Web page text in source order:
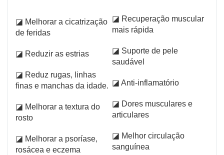
◪ Melhorar a cicatrização
de feridas
◪ Reduzir as estrias
◪ Reduz rugas, linhas
finas e manchas da idade.
◪ Melhorar a textura do
rosto
◪ Melhorar a psoríase,
rosácea e eczema
◪ Recuperação muscular
mais rápida
◪ Suporte de pele
saudável
◪ Anti-inflamatório
◪ Dores musculares e
articulares
◪ Melhor circulação
sanguínea